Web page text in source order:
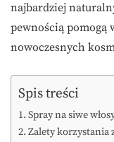
najbardziej
pewnością pomogą
nowoczesnych
Spis treści
Spray na siwe
Zalety korzystania